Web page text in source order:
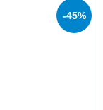
-45%